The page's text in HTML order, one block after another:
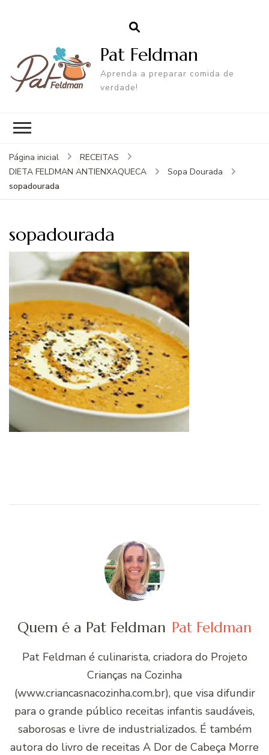
Pat Feldman
Aprenda a preparar comida de
verdade!
Página inicial
RECEITAS
DIETA FELDMAN ANTIENXAQUECA
Sopa Dourada
sopadourada
sopadourada
Quem é a Pat Feldman Pat Feldman
Pat Feldman é culinarista, criadora do Projeto
Crianças na Cozinha
(www.criancasnacozinha.com.br), que visa difundir
para o grande público receitas infantis saudáveis,
saborosas e livre de industrializados. É também
autora do livro de receitas A Dor de Cabeça Morre